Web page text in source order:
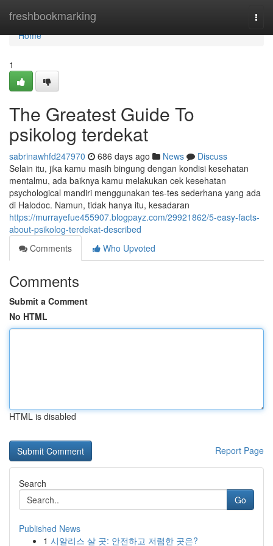
freshbookmarking
Home
Home
1
The Greatest Guide To
psikolog terdekat
sabrinawhfd247970 686 days ago News
Discuss
Selain itu, jika kamu masih bingung dengan kondisi kesehatan
mentalmu, ada baiknya kamu melakukan cek kesehatan
psychological mandiri menggunakan tes-tes sederhana yang ada
di Halodoc. Namun, tidak hanya itu, kesadaran
https://murrayefue455907.blogpayz.com/29921862/5-easy-facts-
about-psikolog-terdekat-described
Comments
Who Upvoted
Comments
Submit a Comment
No HTML
HTML is disabled
Report Page
Search
Go
Published News
1 시알리스 살 곳: 안전하고 저렴한 곳은?